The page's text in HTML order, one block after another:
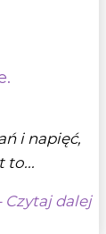
i napięć,
to...
Czytaj dalej